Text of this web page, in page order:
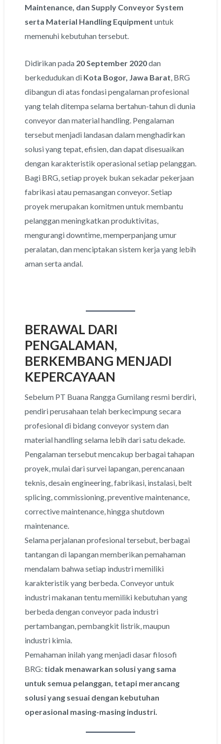
Maintenance, dan Supply Conveyor System
serta Material Handling Equipment untuk
memenuhi kebutuhan tersebut.
Didirikan pada 20 September 2020dan
berkedudukan di Kota Bogor, Jawa Barat , BRG
dibangun di atas fondasi pengalaman profesional
yang telah ditempa selama bertahun-tahun di dunia
conveyor dan material handling. Pengalaman
tersebut menjadi landasan dalam menghadirkan
solusi yang tepat, efisien, dan dapat disesuaikan
dengan karakteristik operasional setiap pelanggan.
Bagi BRG, setiap proyek bukan sekadar pekerjaan
fabrikasi atau pemasangan conveyor. Setiap
proyek merupakan komitmen untuk membantu
pelanggan meningkatkan produktivitas,
mengurangi downtime, memperpanjang umur
peralatan, dan menciptakan sistem kerja yang lebih
aman serta andal.
BERAWAL DARI
PENGALAMAN,
BERKEMBANG MENJADI
KEPERCAYAAN
Sebelum PT Buana Rangga Gumilang resmi berdiri,
pendiri perusahaan telah berkecimpung secara
profesional di bidang conveyor system dan
material handling selama lebih dari satu dekade.
Pengalaman tersebut mencakup berbagai tahapan
proyek, mulai dari survei lapangan, perencanaan
teknis, desain engineering, fabrikasi, instalasi, belt
splicing, commissioning, preventive maintenance,
corrective maintenance, hingga shutdown
maintenance.
Selama perjalanan profesional tersebut, berbagai
tantangan di lapangan memberikan pemahaman
mendalam bahwa setiap industri memiliki
karakteristik yang berbeda. Conveyor untuk
industri makanan tentu memiliki kebutuhan yang
berbeda dengan conveyor pada industri
pertambangan, pembangkit listrik, maupun
industri kimia.
Pemahaman inilah yang menjadi dasar filosofi
BRG: tidak menawarkan solusi yang sama
untuk semua pelanggan, tetapi merancang
solusi yang sesuai dengan kebutuhan
operasional masing-masing industri.